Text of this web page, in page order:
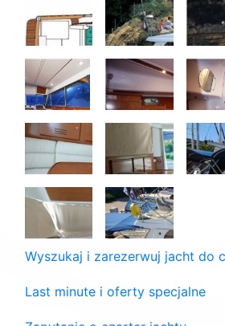
Wyszukaj i zarezerwuj jacht do
Last minute i oferty specjalne